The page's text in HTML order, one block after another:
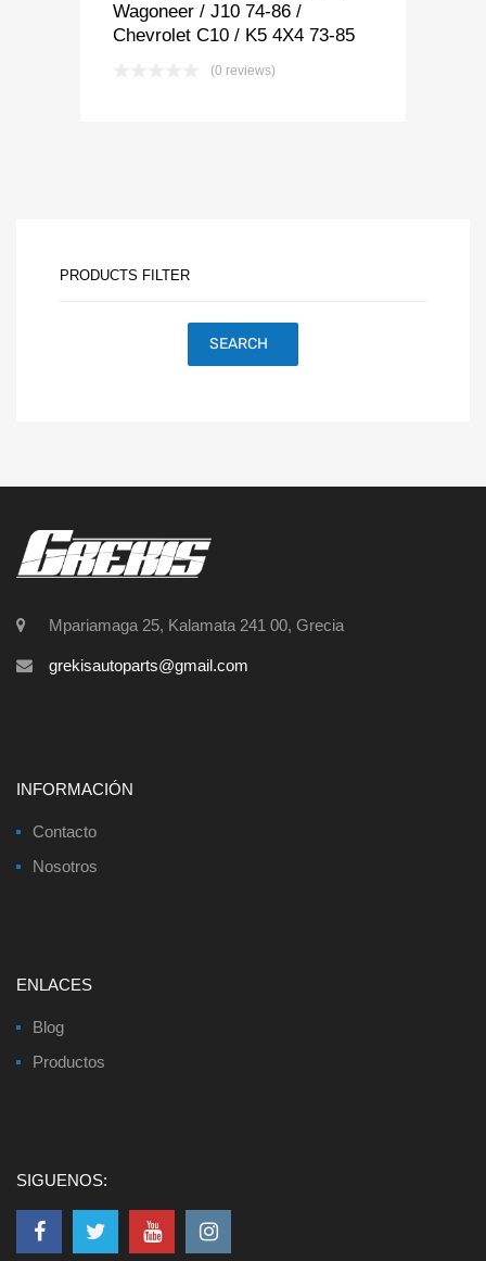
Wagoneer / J10 74-86 /
Chevrolet C10 / K5 4X4 73-85
(0 reviews)
PRODUCTS FILTER
SEARCH
Mpariamaga 25, Kalamata 241 00, Grecia
grekisautoparts@gmail.com
INFORMACIÓN
Contacto
Nosotros
ENLACES
Blog
Productos
SIGUENOS: